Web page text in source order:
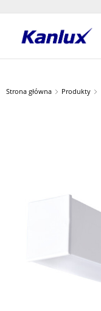
główna
Strona główna Produkty